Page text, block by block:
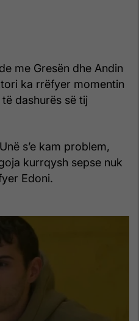
me Gresën dhe Andin
ka rrëfyer momentin
dashurës së tij
s’e kam problem,
kurrqysh sepse nuk
Edoni.